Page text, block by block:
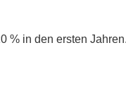
% in den ersten